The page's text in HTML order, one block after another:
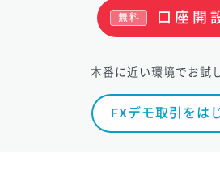
口座開
無料
本番に近い環境でお試
FXデモ取引をは